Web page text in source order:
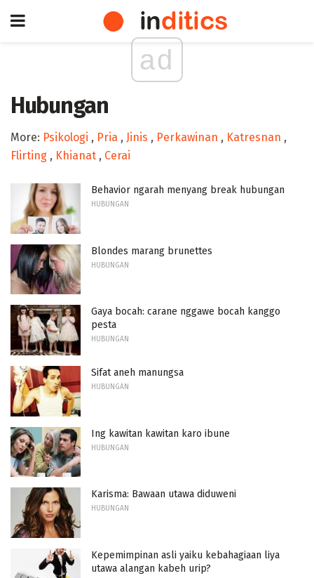
ad
Hubungan
More: Psikologi , Pria , Jinis , Perkawinan , Katresnan ,
Flirting , Khianat , Cerai
Behavior ngarah menyang break hubungan
HUBUNGAN
Blondes marang brunettes
HUBUNGAN
Gaya bocah: carane nggawe bocah kanggo
pesta
HUBUNGAN
Sifat aneh manungsa
HUBUNGAN
Ing kawitan kawitan karo ibune
HUBUNGAN
Karisma: Bawaan utawa diduweni
HUBUNGAN
Kepemimpinan asli yaiku kebahagiaan liya
utawa alangan kabeh urip?